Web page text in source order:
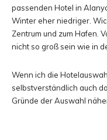
passenden Hotel in
Winter eher niedriger.
Zentrum und zum Hafen.
nicht so groß sein wie in
Wenn ich die
selbstverständlich auch
Gründe der Auswahl